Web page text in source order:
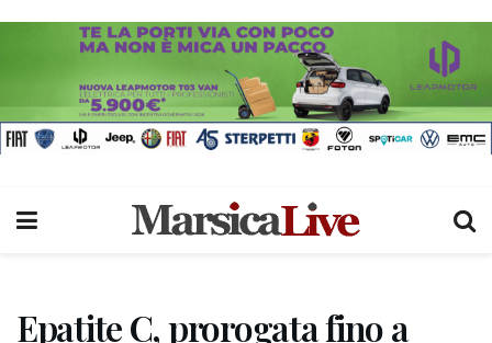
Epatite C, prorogata fino a